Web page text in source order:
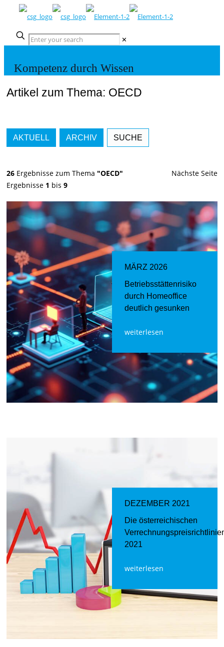
✕
Kompetenz durch Wissen
Artikel zum Thema: OECD
AKTUELL ARCHIV SUCHE
26 Ergebnisse zum Thema "OECD"
Ergebnisse 1 bis 9
Nächste Seite
MÄRZ 2026
Betriebsstättenrisiko
durch Homeoffice
deutlich gesunken
weiterlesen
DEZEMBER 2021
Die österreichischen
2021
weiterlesen